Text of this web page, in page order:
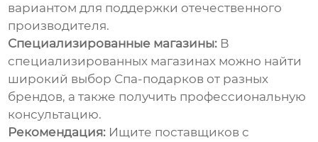
вариантом для поддержки отечественного
производителя.
Специализированные магазины: В
специализированных магазинах можно найти
широкий выбор Спа-подарков от разных
брендов, а также получить профессиональную
консультацию.
Рекомендация: Ищите поставщиков с